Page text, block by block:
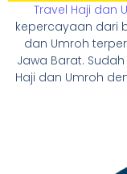
Travel Haji dan
kepercayaan dari
dan Umroh
Jawa Barat.
Haji dan Umroh